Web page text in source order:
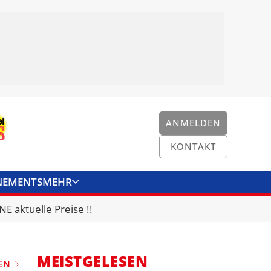
ANMELDEN
KONTAKT
MEHR
KONTAKT
aktuelle Preise !!
MEISTGELESEN